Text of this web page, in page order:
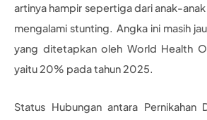
artinya hampir sepertiga dari anak-
mengalami stunting. Angka ini masih
yang ditetapkan oleh World Health
yaitu 20% pada tahun 2025.
Status Hubungan antara Pernikahan